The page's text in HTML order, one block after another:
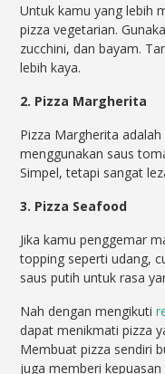
Untuk kamu yang lebih
pizza vegetarian.
zucchini, dan bayam.
lebih kaya.
2. Pizza Margherita
Pizza Margherita
menggunakan saus
Simpel, tetapi sangat
3. Pizza Seafood
Jika kamu penggemar
topping seperti udang,
saus putih untuk rasa
Nah dengan mengikuti
dapat menikmati pizza
Membuat pizza sendiri
juga memberi